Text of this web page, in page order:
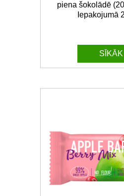
piena šokolādē
Iepakojumā
SĪKĀK